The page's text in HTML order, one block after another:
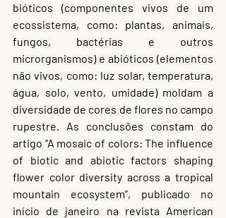
bióticos (componentes vivos de um
ecossistema, como: plantas, animais,
fungos, bactérias e outros
microrganismos) e abióticos (elementos
não vivos, como: luz solar, temperatura,
água, solo, vento, umidade) moldam a
diversidade de cores de flores no campo
rupestre. As conclusões constam do
artigo “A mosaic of colors: The influence
of biotic and abiotic factors shaping
flower color diversity across a tropical
mountain ecosystem”, publicado no
início de janeiro na revista American